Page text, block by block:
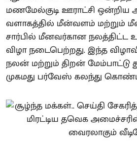
மணமேல்குடி ஊராட்சி ஒன்றிய
வளாகத்தில் மீன்வளம் மற்றும்
சார்பில் மீனவர்கான நலத்திட்ட
விழா நடைபெற்றது. இந்த
நலன் மற்றும் திறன்
முகமது பர்வேஸ் கலந்து